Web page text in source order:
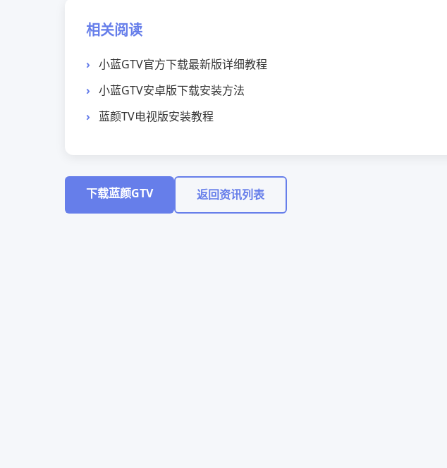
相关阅读
小蓝GTV官方下载最新版详细教程
小蓝GTV安卓版下载安装方法
蓝颜TV电视版安装教程
下载蓝颜GTV 返回资讯列表